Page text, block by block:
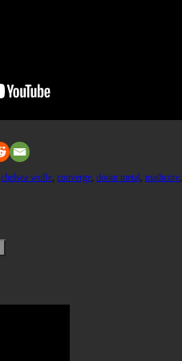
chelsea wolfe, converge, doom metal, mathcore,